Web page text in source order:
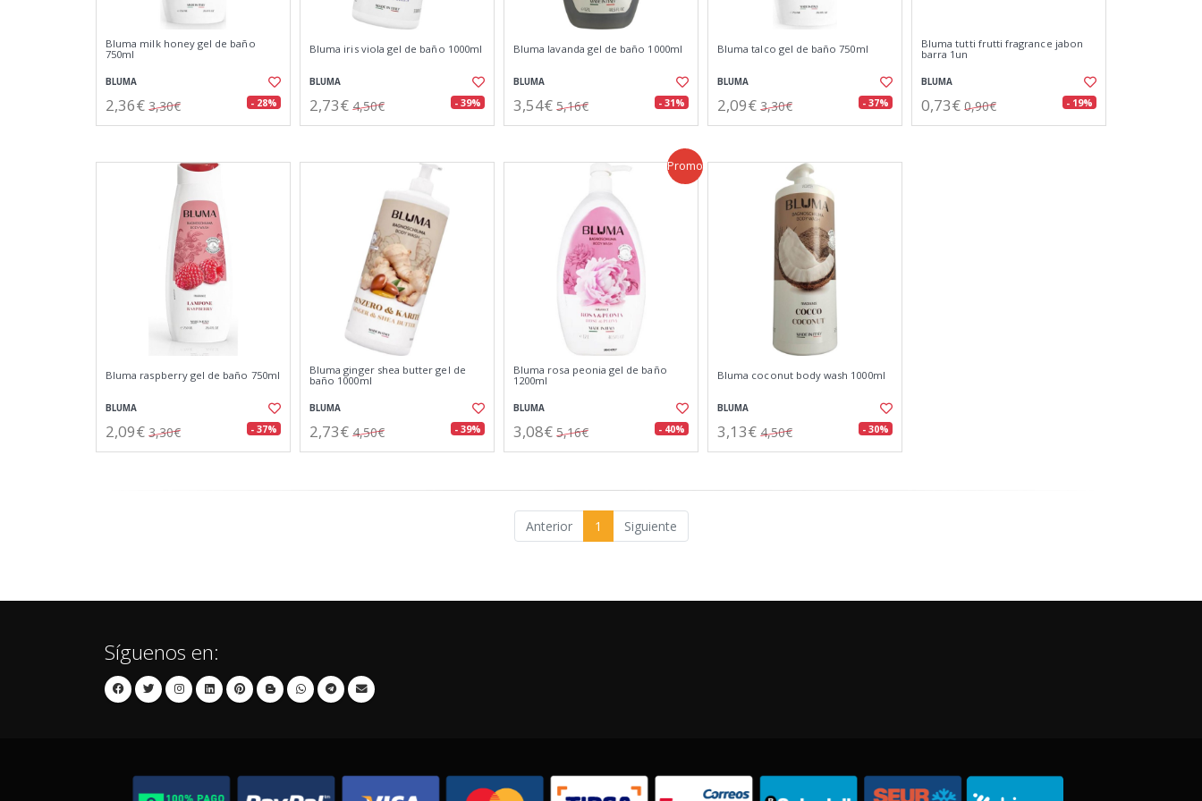
Bluma milk honey gel de baño
750ml
BLUMA
2,36€ 3,30€ - 28%
Bluma iris viola gel de baño 1000ml
BLUMA
2,73€ 4,50€ - 39%
Bluma lavanda gel de baño 1000ml
BLUMA
3,54€ 5,16€ - 31%
Bluma talco gel de baño 750ml
BLUMA
2,09€ 3,30€ - 37%
Bluma tutti frutti fragrance jabon
barra 1un
BLUMA
0,73€ 0,90€ - 19%
Bluma raspberry gel de baño 750ml
BLUMA
2,09€ 3,30€ - 37%
Bluma ginger shea butter gel de
baño 1000ml
BLUMA
2,73€ 4,50€ - 39%
Promo
Bluma rosa peonia gel de baño
1200ml
BLUMA
3,08€ 5,16€ - 40%
Bluma coconut body wash 1000ml
BLUMA
3,13€ 4,50€ - 30%
Anterior 1 Siguiente
Síguenos en: